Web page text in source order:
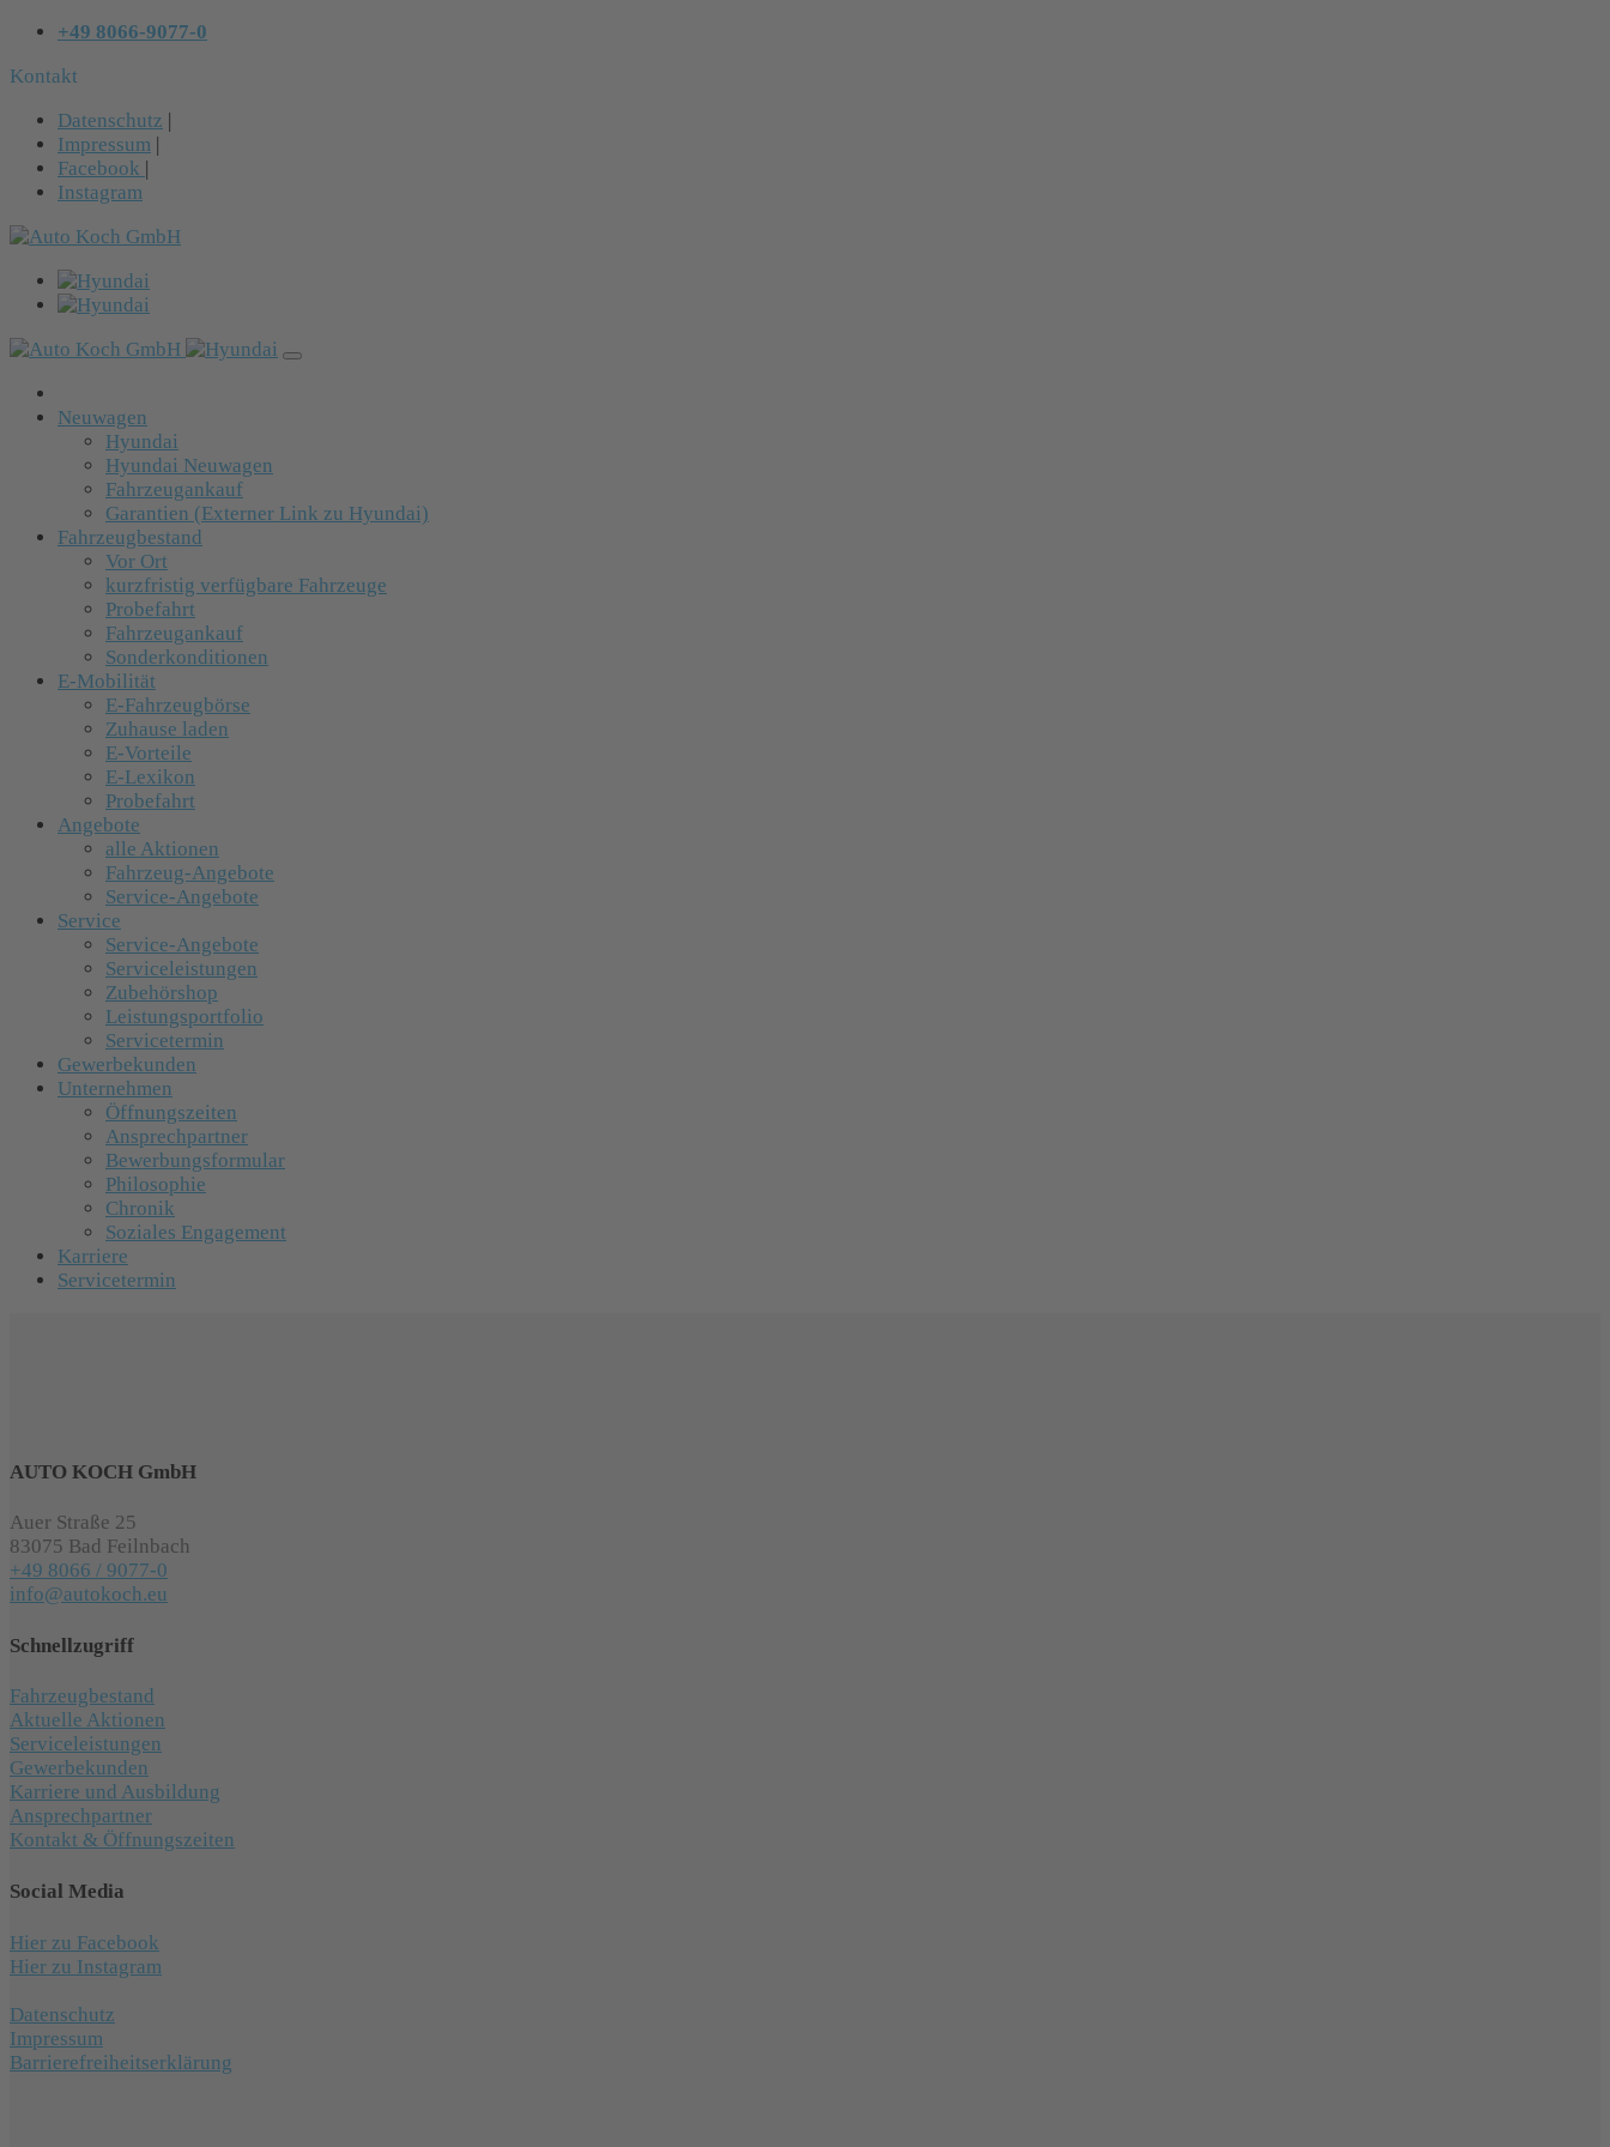
+49 8066-9077-0
Kontakt
Datenschutz |
Impressum |
Facebook |
Instagram
Neuwagen
Hyundai
Hyundai Neuwagen
Fahrzeugankauf
Garantien (Externer Link zu Hyundai)
Fahrzeugbestand
Vor Ort
kurzfristig verfügbare Fahrzeuge
Probefahrt
Fahrzeugankauf
Sonderkonditionen
E-Mobilität
E-Fahrzeugbörse
Zuhause laden
E-Vorteile
E-Lexikon
Probefahrt
Angebote
alle Aktionen
Fahrzeug-Angebote
Service-Angebote
Service
Service-Angebote
Serviceleistungen
Zubehörshop
Leistungsportfolio
Servicetermin
Gewerbekunden
Unternehmen
Öffnungszeiten
Ansprechpartner
Bewerbungsformular
Philosophie
Chronik
Soziales Engagement
Karriere
Servicetermin
AUTO KOCH GmbH
Auer Straße 25
83075 Bad Feilnbach
+49 8066 / 9077-0
info@autokoch.eu
Schnellzugriff
Fahrzeugbestand
Aktuelle Aktionen
Serviceleistungen
Gewerbekunden
Karriere und Ausbildung
Ansprechpartner
Kontakt & Öffnungszeiten
Social Media
Hier zu Facebook
Hier zu Instagram
Datenschutz
Impressum
Barrierefreiheitserklärung